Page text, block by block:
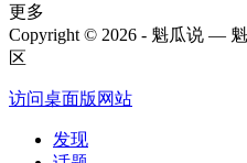
更多
Copyright © 2026 - 魁瓜说 —
区
访问桌面版网站
发现